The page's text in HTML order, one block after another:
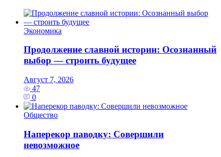
Экономика
Продолжение славной истории: Осознанный
выбор — строить будущее
Август 7, 2026
47
0
Общество
Наперекор паводку: Совершили
невозможное